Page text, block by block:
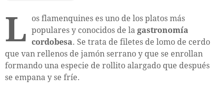
L
os flamenquines es uno de los platos más
populares y conocidos de la gastronomía
cordobesa. Se trata de filetes de lomo de cerdo
que van rellenos de jamón serrano y que se enrollan
formando una especie de rollito alargado que después
se empana y se fríe.